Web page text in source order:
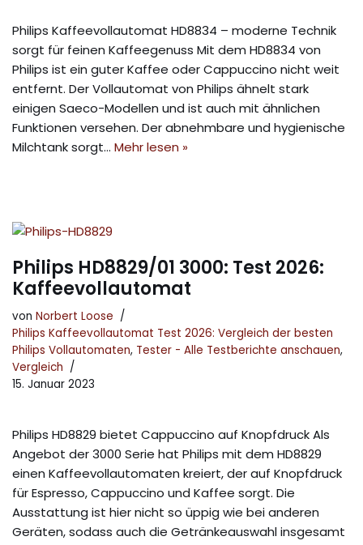
Philips Kaffeevollautomat HD8834 – moderne Technik
sorgt für feinen Kaffeegenuss Mit dem HD8834 von
Philips ist ein guter Kaffee oder Cappuccino nicht weit
entfernt. Der Vollautomat von Philips ähnelt stark
einigen Saeco-Modellen und ist auch mit ähnlichen
Funktionen versehen. Der abnehmbare und hygienische
Milchtank sorgt… Mehr lesen »
Philips HD8829/01 3000: Test 2026:
Kaffeevollautomat
von Norbert Loose
Philips Kaffeevollautomat Test 2026: Vergleich der besten
Philips Vollautomaten, Tester - Alle Testberichte anschauen,
Vergleich
15. Januar 2023
Philips HD8829 bietet Cappuccino auf Knopfdruck Als
Angebot der 3000 Serie hat Philips mit dem HD8829
einen Kaffeevollautomaten kreiert, der auf Knopfdruck
für Espresso, Cappuccino und Kaffee sorgt. Die
Ausstattung ist hier nicht so üppig wie bei anderen
Geräten, sodass auch die Getränkeauswahl insgesamt